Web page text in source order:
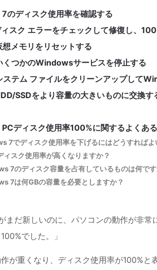
のディスク使用率を確認する
スク エラーをチェックして修復し、
メモリをリセットする
くつかのWindowsサービスを停止する
テム ファイルをクリーンアップして
SSDをより容量の大きいものに交換す
ディスク使用率100%に関するよくあ
7でディスク使用率を下げるにはどうすればよ
ィスク使用率が高くなりますか？
7のディスク容量を占有しているものは何です
7は何GBの容量を必要としますか？
まだ新しいのに、パソコンの動作が非
でした。」
が重くなり、ディスク使用率が100%